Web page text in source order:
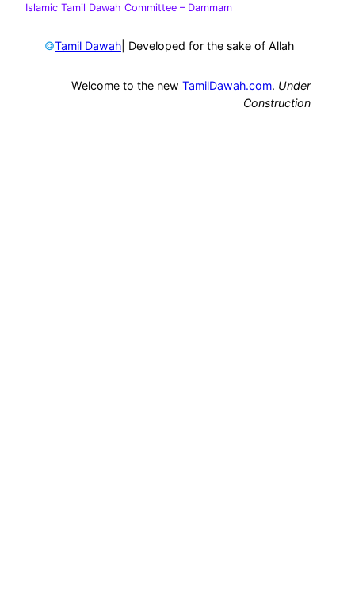
Islamic Tamil Dawah Committee – Dammam
©Tamil Dawah | Developed for the sake of Allah
Welcome to the new TamilDawah.com. Under
Construction